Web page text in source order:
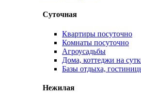
Суточная
Квартиры посуточно
Комнаты посуточно
Агроусадьбы
Дома, коттеджи на
Базы отдыха,
Нежилая